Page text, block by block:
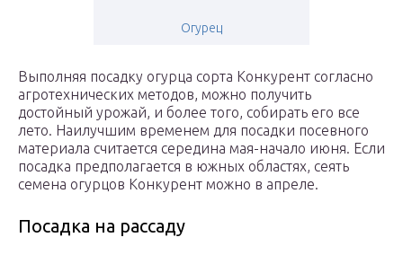
Огурец
Выполняя посадку огурца сорта Конкурент согласно
агротехнических методов, можно получить
достойный урожай, и более того, собирать его все
лето. Наилучшим временем для посадки посевного
материала считается середина мая-начало июня. Если
посадка предполагается в южных областях, сеять
семена огурцов Конкурент можно в апреле.
Посадка на рассаду